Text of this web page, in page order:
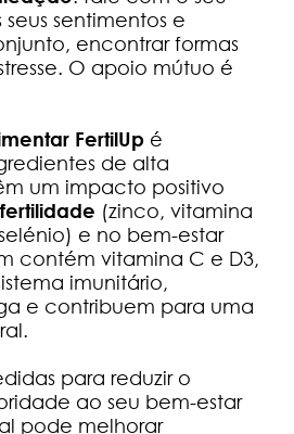
sentimentos e
encontrar formas
O apoio mútuo é
FertilUp é
de alta
um impacto positivo
fertilidade (zinco, vitamina
e no bem-estar
contém vitamina C e D3,
imunitário,
e contribuem para uma
para reduzir o
ao seu bem-estar
pode melhorar